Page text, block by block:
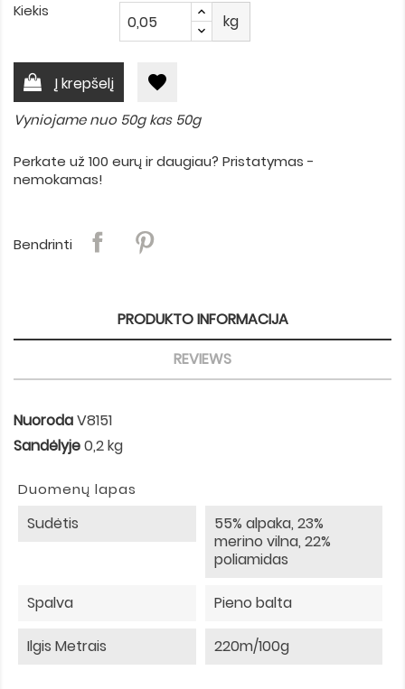
Kiekis
kg
Į krepšelį favorite
Vyniojame nuo 50g kas 50g
Perkate už 100 eurų ir daugiau? Pristatymas -
nemokamas!
Bendrinti
PRODUKTO INFORMACIJA
REVIEWS
NuorodaV8151
Sandėlyje0,2 kg
Duomenų lapas
Sudėtis
55% alpaka, 23%
merino vilna, 22%
poliamidas
Spalva Pieno balta
Ilgis Metrais 220m/100g